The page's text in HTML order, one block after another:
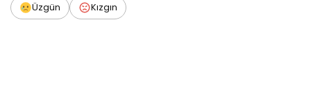
Üzgün
Kızgın